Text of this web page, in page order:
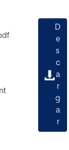
D
e
s
c
a
r
g
a
r